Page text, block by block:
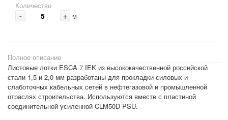
Количество
- + м
Полное описание
Листовые лотки ESCA 7 IEK из высококачественной российской
стали 1,5 и 2,0 мм разработаны для прокладки силовых и
слаботочных кабельных сетей в нефтегазовой и промышленной
отраслях строительства. Используются вместе с пластиной
соединительной усиленной CLM50D-PSU.